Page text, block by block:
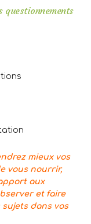
questionnements
mieux vos
vous nourrir,
aux
et faire
sujets dans vos